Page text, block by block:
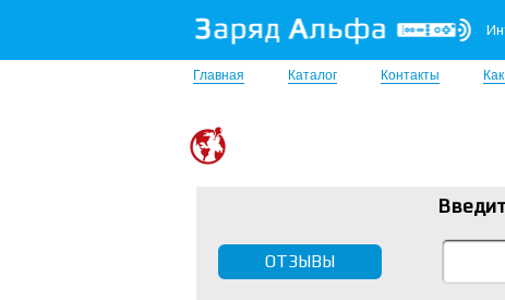
Главная Каталог Контакты
ОТЗЫВЫ